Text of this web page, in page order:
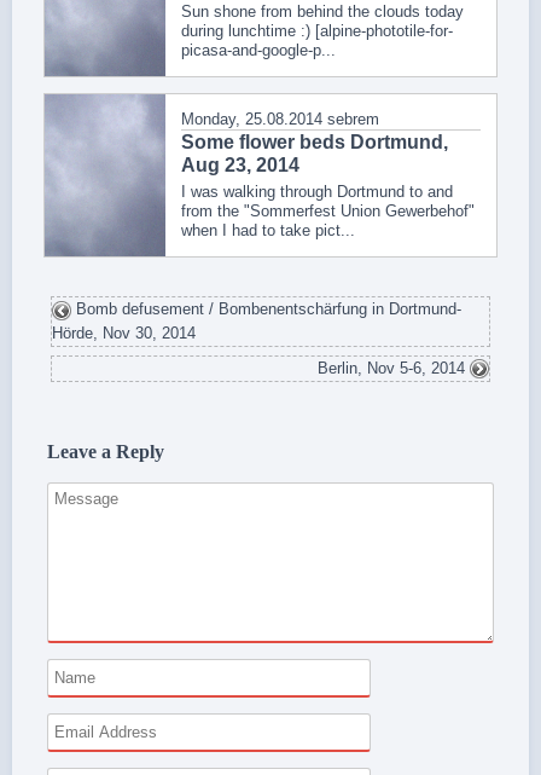
Sun shone from behind the clouds today
during lunchtime :) [alpine-phototile-for-
picasa-and-google-p...
Monday, 25.08.2014 sebrem
Some flower beds Dortmund,
Aug 23, 2014
I was walking through Dortmund to and
from the "Sommerfest Union Gewerbehof"
when I had to take pict...
Bomb defusement / Bombenentschärfung in Dortmund-
Hörde, Nov 30, 2014
Berlin, Nov 5-6, 2014
Leave a Reply